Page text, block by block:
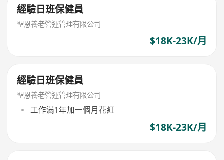
經驗日班保健員
聖恩養老營運管理有限公司
$18K-23K/月
經驗日班保健員
聖恩養老營運管理有限公司
工作滿1年加一個月花紅
$18K-23K/月